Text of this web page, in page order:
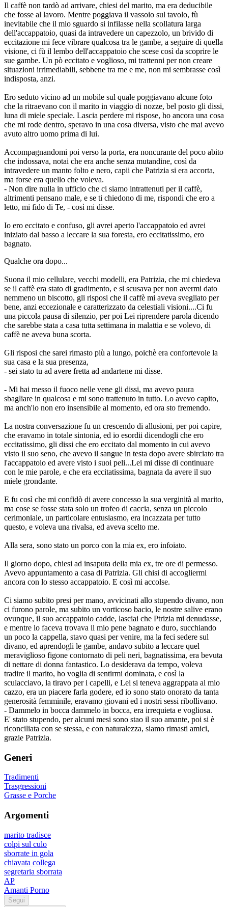
Il caffè non tardò ad arrivare, chiesi del marito, ma era deducibile
che fosse al lavoro. Mentre poggiava il vassoio sul tavolo, fù
inevitabile che il mio sguardo si infilasse nella scollatura larga
dell'accappatoio, quasi da intravedere un capezzolo, un brivido di
eccitazione mi fece vibrare qualcosa tra le gambe, a seguire di quella
visione, ci fù il lembo dell'accappatoio che scese così da scoprire le
sue gambe. Un pò eccitato e voglioso, mi trattenni per non creare
situazioni irrimediabili, sebbene tra me e me, non mi sembrasse così
indisposta, anzi.
Ero seduto vicino ad un mobile sul quale poggiavano alcune foto
che la ritraevano con il marito in viaggio di nozze, bel posto gli dissi,
luna di miele speciale. Lascia perdere mi rispose, ho ancora una cosa
che mi rode dentro, speravo in una cosa diversa, visto che mai avevo
avuto altro uomo prima di lui.
Accompagnandomi poi verso la porta, era noncurante del poco abito
che indossava, notai che era anche senza mutandine, così da
intravedere un manto folto e nero, capii che Patrizia si era accorta,
ma forse era quello che voleva.
- Non dire nulla in ufficio che ci siamo intrattenuti per il caffè,
altrimenti pensano male, e se ti chiedono di me, rispondi che ero a
letto, mi fido di Te, - così mi disse.
Io ero eccitato e confuso, gli avrei aperto l'accappatoio ed avrei
iniziato dal basso a leccare la sua foresta, ero eccitatissimo, ero
bagnato.
Qualche ora dopo...
Suona il mio cellulare, vecchi modelli, era Patrizia, che mi chiedeva
se il caffè era stato di gradimento, e si scusava per non avermi dato
nemmeno un biscotto, gli risposi che il caffè mi aveva svegliato per
bene, anzi eccezionale e caratterizzato da celestiali visioni....Ci fu
una piccola pausa di silenzio, per poi Lei riprendere parola dicendo
che sarebbe stata a casa tutta settimana in malattia e se volevo, di
caffè ne aveva buna scorta.
Gli risposi che sarei rimasto più a lungo, poichè era confortevole la
sua casa e la sua presenza,
- sei stato tu ad avere fretta ad andartene mi disse.
- Mi hai messo il fuoco nelle vene gli dissi, ma avevo paura
sbagliare in qualcosa e mi sono trattenuto in tutto. Lo avevo capito,
ma anch'io non ero insensibile al momento, ed ora sto fremendo.
La nostra conversazione fu un crescendo di allusioni, per poi capire,
che eravamo in totale sintonia, ed io esordii dicendogli che ero
eccitatissimo, gli dissi che ero eccitato dal momento in cui avevo
visto il suo seno, che avevo il sangue in testa dopo avere sbirciato tra
l'accappatoio ed avere visto i suoi peli...Lei mi disse di continuare
con le mie parole, e che era eccitatissima, bagnata da avere il suo
miele grondante.
E fu così che mi confidò di avere concesso la sua verginità al marito,
ma cose se fosse stata solo un trofeo di caccia, senza un piccolo
cerimoniale, un particolare entusiasmo, era incazzata per tutto
questo, e voleva una rivalsa, ed aveva scelto me.
Alla sera, sono stato un porco con la mia ex, ero infoiato.
Il giorno dopo, chiesi ad insaputa della mia ex, tre ore di permesso.
Avevo appuntamento a casa di Patrizia. Gli chisi di accogliermi
ancora con lo stesso accappatoio. E così mi accolse.
Ci siamo subito presi per mano, avvicinati allo stupendo divano, non
ci furono parole, ma subito un vorticoso bacio, le nostre salive erano
ovunque, il suo accappatoio cadde, lasciai che Ptrizia mi denudasse,
e mentre lo faceva trovava il mio pene bagnato e duro, succhiando
un poco la cappella, stavo quasi per venire, ma la feci sedere sul
divano, ed aprendogli le gambe, andavo subito a leccare quel
meraviglioso figone contornato di peli neri, bagnatissima, era bevuta
di nettare di donna fantastico. Lo desiderava da tempo, voleva
tradire il marito, ho voglia di sentirmi dominata, e così la
sculacciavo, la tiravo per i capelli, e Lei si teneva aggrappata al mio
cazzo, era un piacere farla godere, ed io sono stato onorato da tanta
generosità femminile, eravamo giovani ed i nostri sessi ribollivano.
- Dammelo in bocca dammelo in bocca, era irrequieta e vogliosa.
E' stato stupendo, per alcuni mesi sono stao il suo amante, poi si è
riconciliata con se stessa, e con naturalezza, siamo rimasti amici,
grazie Patrizia.
Generi
Tradimenti
Trasgressioni
Grasse e Porche
Argomenti
marito tradisce
colpi sul culo
sborrate in gola
chiavata collega
segretaria sborrata
AP
Amanti Porno
Segui